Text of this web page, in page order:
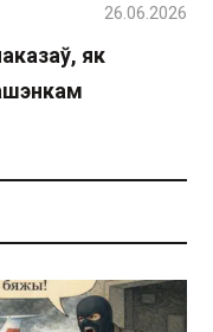
як
26.06.2026